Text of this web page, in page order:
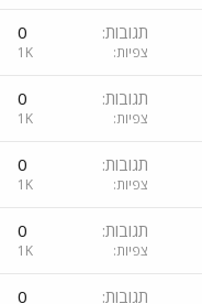
תגובות 0
צפיות 1K
תגובות 0
צפיות 1K
תגובות 0
צפיות 1K
תגובות 0
צפיות 1K
תגובות 0